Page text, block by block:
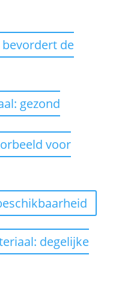
de
gezond
voor
degelijke